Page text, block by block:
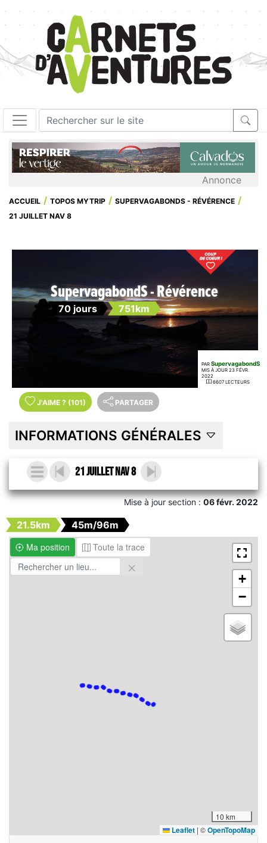
Annonce
ACCUEIL TOPOS MYTRIP
SUPERVAGABONDS - RÉVÉRENCE
21 JUILLET NAV 8
SupervagabondS - Révérence
70 jours 751km
PAR SupervagabondS
MIS À JOUR 23 FÉVR.
2022
6607 LECTEURS
J'AIME ? (101) PARTAGER
INFORMATIONS GÉNÉRALES
21 Juillet Nav 8
Mise à jour section :06 févr. 2022
21.5km
45m/96m
Ma position
Toute la trace
+
−
10 km
Leaflet | ©OpenTopoMap